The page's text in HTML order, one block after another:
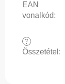
EAN
vonalkód:
?
Összetétel :